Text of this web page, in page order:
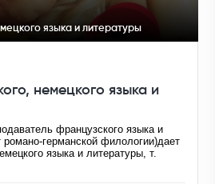
языка и литературы
немецкого языка и
французского языка и
германской филологии)дает
языка и литературы, т.